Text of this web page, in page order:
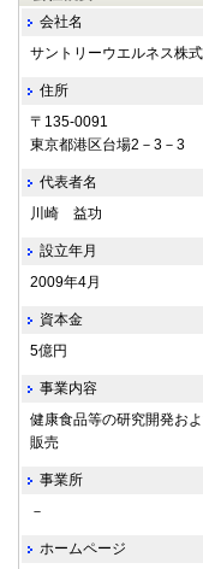
会社名
サントリーウエルネス株
住所
〒135-0091
東京都港区台場2－3－3
代表者名
川崎 益功
設立年月
2009年4月
資本金
5億円
事業内容
健康食品等の研究開発お
販売
事業所
－
ホームページ